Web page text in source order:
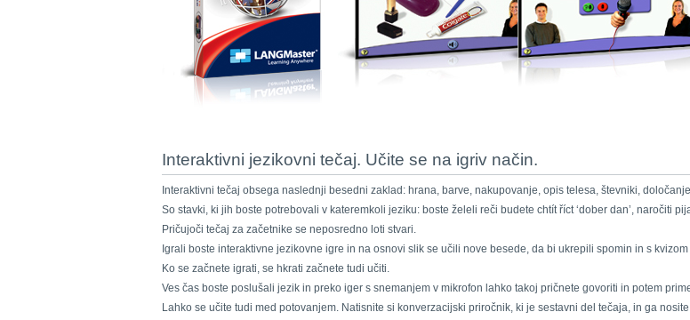
Interaktivni jezikovni tečaj. Učite se na igriv način.
Interaktivni tečaj obsega naslednji besedni zaklad: hrana, barve, nakupovanje, opis telesa, števniki,
So stavki, ki jih boste potrebovali v kateremkoli jeziku: boste želeli reči budete chtít říct ‘dober dan’, naročiti
Pričujoči tečaj za začetnike se neposredno loti stvari.
Igrali boste interaktivne jezikovne igre in na osnovi slik se učili nove besede, da bi ukrepili spomin in s
Ko se začnete igrati, se hkrati začnete tudi učiti.
Ves čas boste poslušali jezik in preko iger s snemanjem v mikrofon lahko takoj pričnete govoriti in potem
Lahko se učite tudi med potovanjem. Natisnite si konverzacijski priročnik, ki je sestavni del tečaja, in ga